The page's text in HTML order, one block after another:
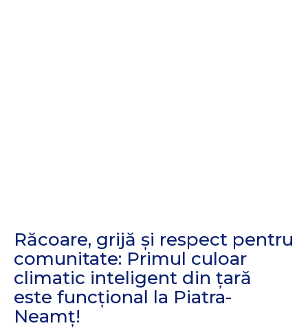
Răcoare, grijă și respect pentru
comunitate: Primul culoar
climatic inteligent din țară
este funcțional la Piatra-
Neamț!